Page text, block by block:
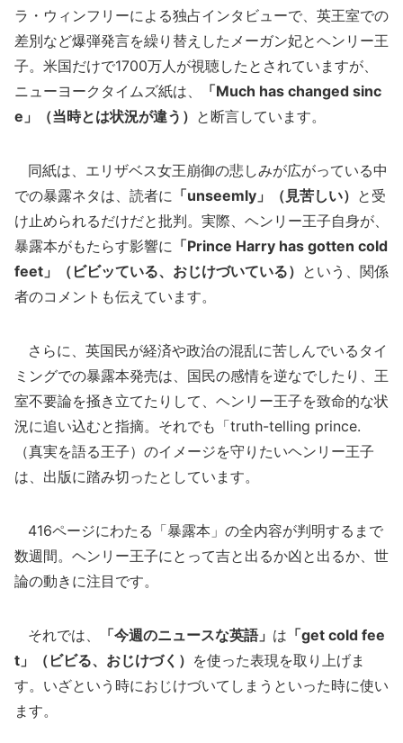
ラ・ウィンフリーによる独占インタビューで、英王室での
差別など爆弾発言を繰り替えしたメーガン妃とヘンリー王
子。米国だけで1700万人が視聴したとされていますが、
ニューヨークタイムズ紙は、
「Much has changed sinc
e」（当時とは状況が違う） と断言しています。
同紙は、エリザベス女王崩御の悲しみが広がっている中
での暴露ネタは、読者に 「unseemly」（見苦しい） と受
け止められるだけだと批判。実際、ヘンリー王子自身が、
暴露本がもたらす影響に 「Prince Harry has gotten cold
feet」（ビビッている、おじけづいている） という、関係
者のコメントも伝えています。
さらに、英国民が経済や政治の混乱に苦しんでいるタイ
ミングでの暴露本発売は、国民の感情を逆なでしたり、王
室不要論を掻き立てたりして、ヘンリー王子を致命的な状
況に追い込むと指摘。それでも「truth-telling prince.
（真実を語る王子）のイメージを守りたいヘンリー王子
は、出版に踏み切ったとしています。
416ページにわたる「暴露本」の全内容が判明するまで
数週間。ヘンリー王子にとって吉と出るか凶と出るか、世
論の動きに注目です。
それでは、 「今週のニュースな英語」 は 「get cold fee
t」（ビビる、おじけづく） を使った表現を取り上げま
す。いざという時におじけづいてしまうといった時に使い
ます。